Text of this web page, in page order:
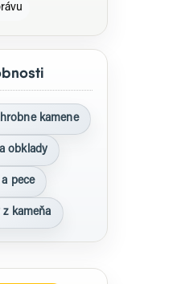
kamene
obklady
pece
kameňa